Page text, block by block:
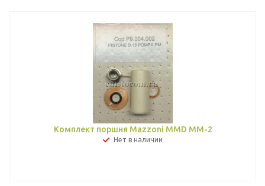
Комплект поршня Mazzoni MMD MM-2
Нет в наличии